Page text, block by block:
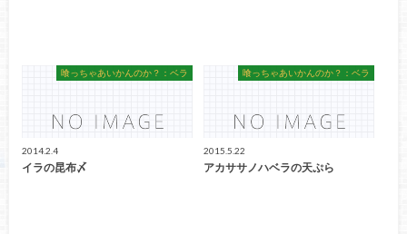
喰っちゃあいかんのか？：ベラ
2014.2.4
イラの昆布〆
喰っちゃあいかんのか？：ベラ
2015.5.22
アカササノハベラの天ぷら